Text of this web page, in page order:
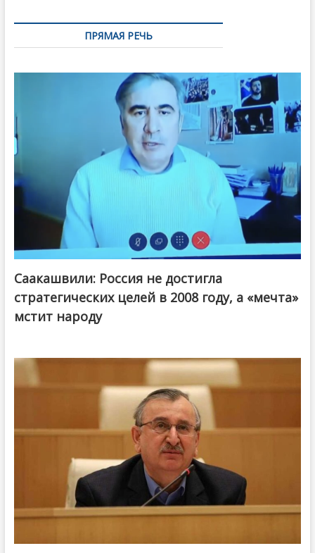
ПРЯМАЯ РЕЧЬ
Саакашвили: Россия не достигла
стратегических целей в 2008 году, а «мечта»
мстит народу